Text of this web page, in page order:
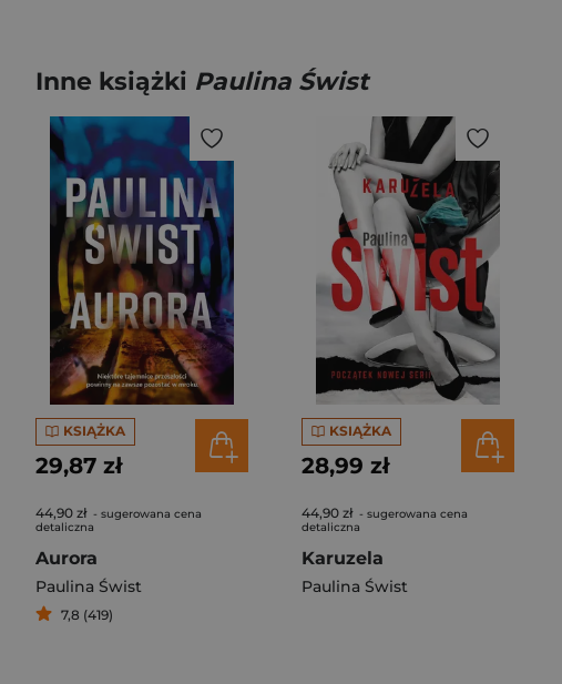
Inne książki Paulina Świst
KSIĄŻKA
29,87 zł
44,90 zł - sugerowana cena
detaliczna
Aurora
Paulina Świst
7,8 (419)
KSIĄŻKA
28,99 zł
44,90 zł - sugerowana cena
detaliczna
Karuzela
Paulina Świst